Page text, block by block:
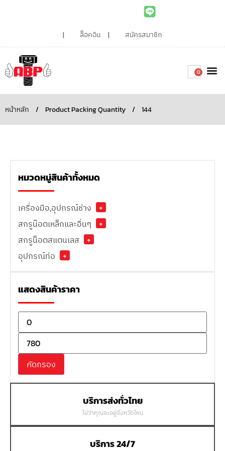
ล็อคอิน สมัครสมาชิก
0
หน้าหลัก / Product Packing Quantity / 144
หมวดหมู่สินค้าทั้งหมด
เครื่องมือ,อุปกรณ์ช่าง
+
สกรูน๊อตเหล็กและอื่นๆ
+
สกรูน็อตสแตนเลส
+
อุปกรณ์ท่อ
+
แสดงสินค้าราคา
คัดกรอง
บริการส่งทั่วไทย
ไม่ว่าคุณจะอยู่จังหวัดไหน
บริการ 24/7